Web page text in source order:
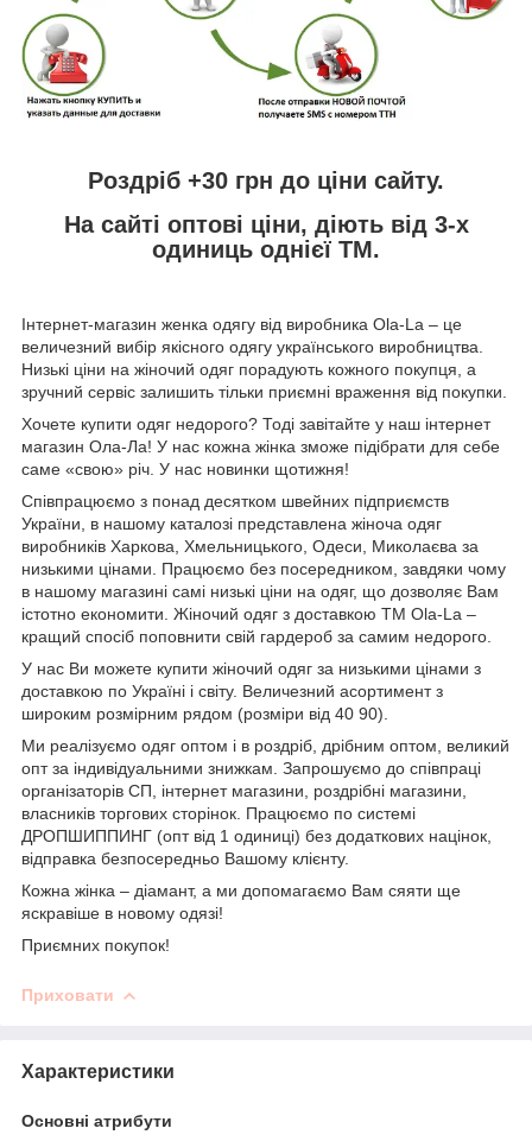
Роздріб +30 грн до ціни сайту.
На сайті оптові ціни, діють від 3-х
одиниць однієї ТМ.
Інтернет-магазин женка одягу від виробника Ola-La – це
величезний вибір якісного одягу українського виробництва.
Низькі ціни на жіночий одяг порадують кожного покупця, а
зручний сервіс залишить тільки приємні враження від покупки.
Хочете купити одяг недорого? Тоді завітайте у наш інтернет
магазин Ола-Ла! У нас кожна жінка зможе підібрати для себе
саме «свою» річ. У нас новинки щотижня!
Співпрацюємо з понад десятком швейних підприємств
України, в нашому каталозі представлена жіноча одяг
виробників Харкова, Хмельницького, Одеси, Миколаєва за
низькими цінами. Працюємо без посередником, завдяки чому
в нашому магазині самі низькі ціни на одяг, що дозволяє Вам
істотно економити. Жіночий одяг з доставкою TM Ola-La –
кращий спосіб поповнити свій гардероб за самим недорого.
У нас Ви можете купити жіночий одяг за низькими цінами з
доставкою по Україні і світу. Величезний асортимент з
широким розмірним рядом (розміри від 40 90).
Ми реалізуємо одяг оптом і в роздріб, дрібним оптом, великий
опт за індивідуальними знижкам. Запрошуємо до співпраці
організаторів СП, інтернет магазини, роздрібні магазини,
власників торгових сторінок. Працюємо по системі
ДРОПШИППИНГ (опт від 1 одиниці) без додаткових націнок,
відправка безпосередньо Вашому клієнту.
Кожна жінка – діамант, а ми допомагаємо Вам сяяти ще
яскравіше в новому одязі!
Приємних покупок!
Приховати
Характеристики
Основні атрибути